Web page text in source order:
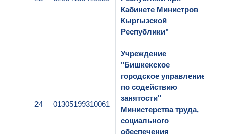
Кабинете Министров
Кыргызской
Республики"
24 01305199310061
Учреждение
"Бишкекское
городское управление
по содействию
занятости"
Министерства труда,
социального
обеспечения